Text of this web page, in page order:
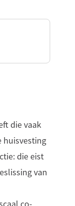
die vaak
huisvesting
die eist
van